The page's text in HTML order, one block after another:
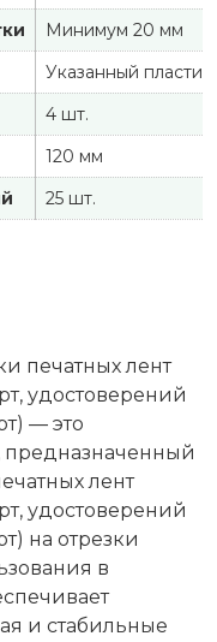
Минимум 20 мм
Указанный
4 шт.
120 мм
25 шт.
печатных лент
удостоверений
— это
предназначенный
лент
удостоверений
на отрезки
в
и стабильные